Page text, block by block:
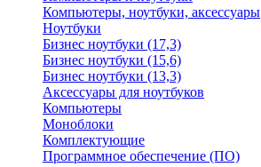
Компьютеры, ноутбуки, аксессуары
Ноутбуки
Бизнес ноутбуки (17,3)
Бизнес ноутбуки (15,6)
Бизнес ноутбуки (13,3)
Аксессуары для ноутбуков
Компьютеры
Моноблоки
Комплектующие
Программное обеспечение (ПО)